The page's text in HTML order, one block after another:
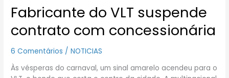
Fabricante do VLT suspende
contrato com concessionária
6 Comentários /NOTICIAS
Às vésperas do carnaval, um sinal amarelo acendeu para o
Fabricante
do
VLT
contrato
com
concessionária